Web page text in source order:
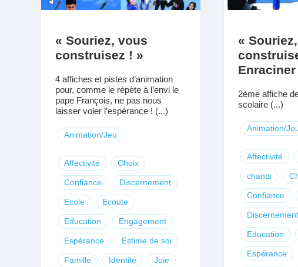
« Souriez, vous
construisez ! »
4 affiches et pistes d’animation
pour, comme le répète à l’envi le
pape François, ne pas nous
laisser voler l’espérance ! (...)
Animation/Jeu
Affectivité Choix
Confiance Discernement
Ecole Ecoute
Education Engagement
Espérance Estime de soi
Famille Identité Joie
«
Enraciner
2ème affiche
scolaire (...)
Animation/
Affectivité
chants
Confiance
Discernement
Education
Espérance